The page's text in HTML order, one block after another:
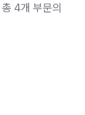
4개 부문의